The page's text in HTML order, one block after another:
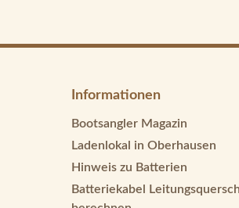
Informationen
Bootsangler Magazin
Ladenlokal in Oberhausen
Hinweis zu Batterien
Batteriekabel